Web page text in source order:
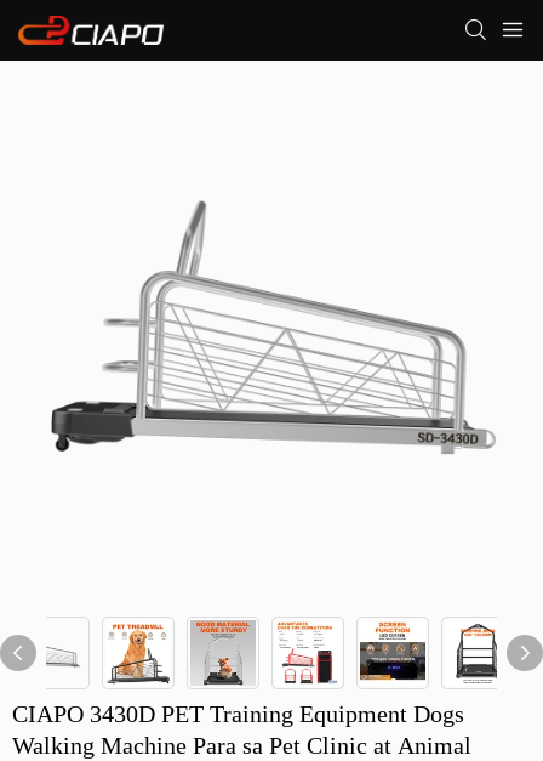
CIAPO 3430D PET Training Equipment Dogs
Walking Machine Para sa Pet Clinic at Animal